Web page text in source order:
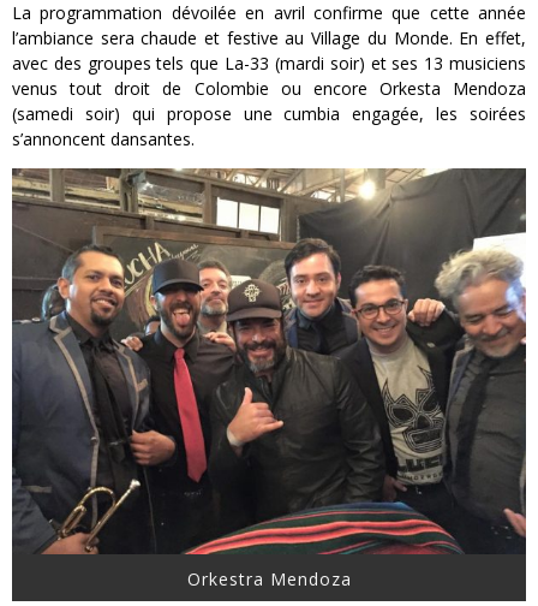
La programmation dévoilée en avril confirme que cette année
l’ambiance sera chaude et festive au Village du Monde. En effet,
avec des groupes tels que La-33 (mardi soir) et ses 13 musiciens
venus tout droit de Colombie ou encore Orkesta Mendoza
(samedi soir) qui propose une cumbia engagée, les soirées
s’annoncent dansantes.
Orkestra Mendoza